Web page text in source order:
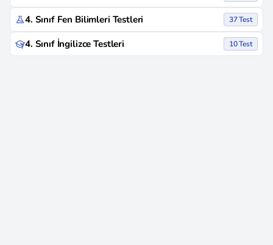
4. Sınıf Fen Bilimleri Testleri 37 Test
4. Sınıf İngilizce Testleri 10 Test